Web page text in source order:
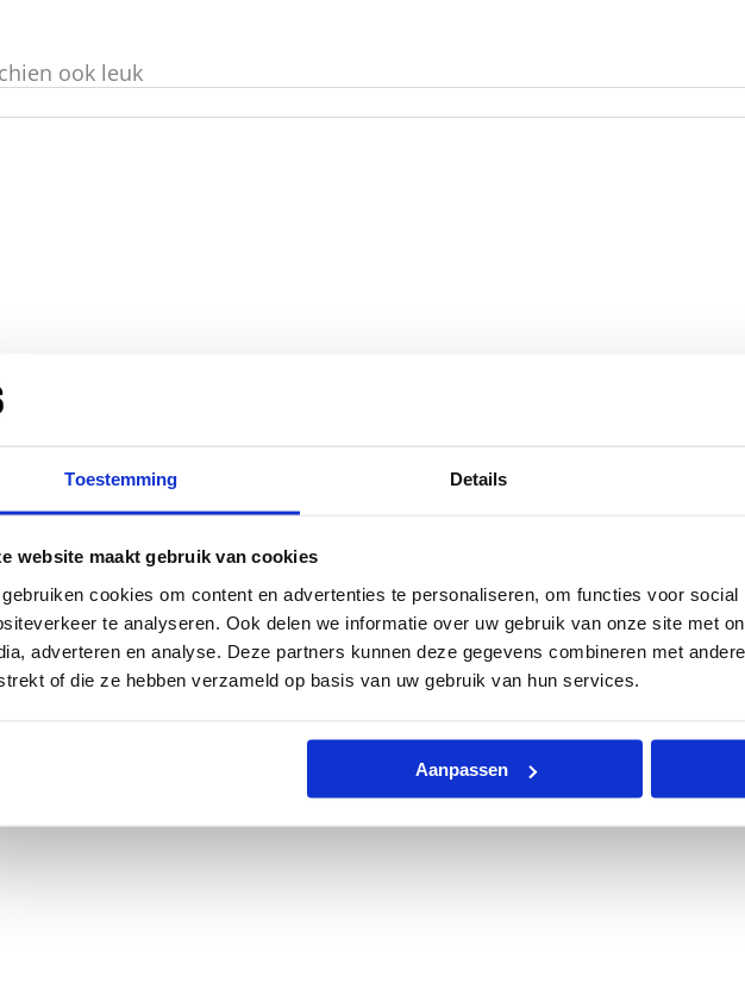
Toestemming Details
website maakt gebruik van cookies
cookies om content en advertenties te personaliseren, om functies voor
te analyseren. Ook delen we informatie over uw gebruik van onze site met
adverteren en analyse. Deze partners kunnen deze gegevens combineren met
of die ze hebben verzameld op basis van uw gebruik van hun services.
Aanpassen
ook leuk